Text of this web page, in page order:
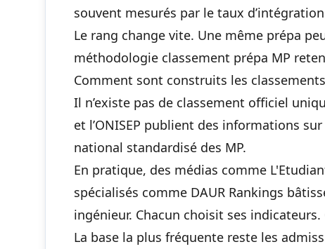
souvent mesurés par le taux
Le rang change vite. Une même prépa
méthodologie classement prépa MP
Comment sont construits les
Il n’existe pas de classement officiel
et l’ONISEP publient des informations
national standardisé des MP.
En pratique, des médias comme
spécialisés comme DAUR Rankings
ingénieur. Chacun choisit ses
La base la plus fréquente reste les